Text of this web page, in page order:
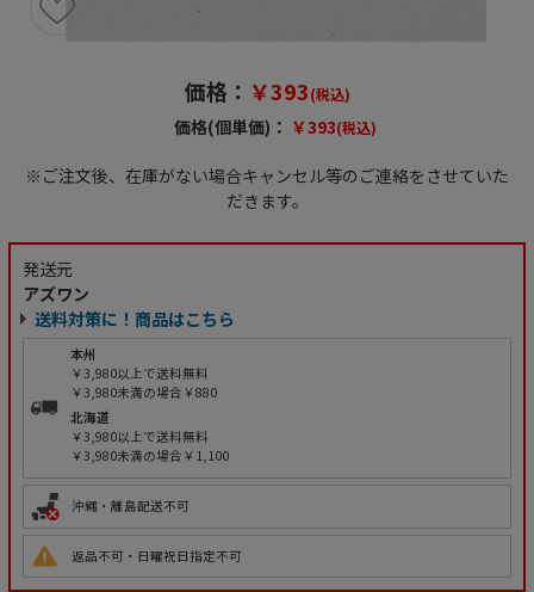
価格： ￥393(税込)
価格(個単価)： ￥393(税込)
※ご注文後、在庫がない場合キャンセル等のご連絡をさせていた
だきます。
発送元
アズワン
送料対策に！商品はこちら
本州
￥3,980以上で送料無料
￥3,980未満の場合￥880
北海道
￥3,980以上で送料無料
￥3,980未満の場合￥1,100
沖縄・離島配送不可
返品不可・日曜祝日指定不可